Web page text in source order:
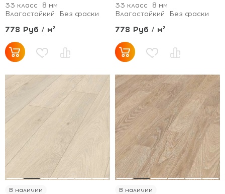
33 класс
8 мм
Влагостойкий
Без фаски
778 Руб / м²
33 класс
8 мм
Влагостойкий
Без фаски
778 Руб / м²
В наличии В наличии